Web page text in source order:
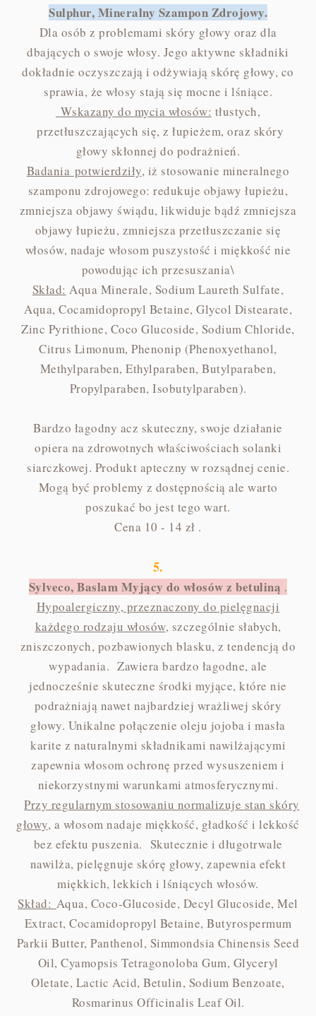
Sulphur, Mineralny Szampon Zdrojowy.
Dla osób z problemami skóry głowy oraz dla
dbających o swoje włosy. Jego aktywne składniki
dokładnie oczyszczają i odżywiają skórę głowy, co
sprawia, że włosy stają się mocne i lśniące.
Wskazany do mycia włosów: tłustych,
przetłuszczających się, z łupieżem, oraz skóry
głowy skłonnej do podrażnień.
Badania potwierdziły, iż stosowanie mineralnego
szamponu zdrojowego: redukuje objawy łupieżu,
zmniejsza objawy świądu, likwiduje bądź zmniejsza
objawy łupieżu, zmniejsza przetłuszczanie się
włosów, nadaje włosom puszystość i miękkość nie
powodując ich przesuszania\
Skład: Aqua Minerale, Sodium Laureth Sulfate,
Aqua, Cocamidopropyl Betaine, Glycol Distearate,
Zinc Pyrithione, Coco Glucoside, Sodium Chloride,
Citrus Limonum, Phenonip (Phenoxyethanol,
Methylparaben, Ethylparaben, Butylparaben,
Propylparaben, Isobutylparaben).
Bardzo łagodny acz skuteczny, swoje działanie
opiera na zdrowotnych właściwościach solanki
siarczkowej. Produkt apteczny w rozsądnej cenie.
Mogą być problemy z dostępnością ale warto
poszukać bo jest tego wart.
Cena 10 - 14 zł .
5.
Sylveco, Baslam Myjący do włosów z betuliną .
Hypoalergiczny, przeznaczony do pielęgnacji
każdego rodzaju włosów, szczególnie słabych,
zniszczonych, pozbawionych blasku, z tendencją do
wypadania. Zawiera bardzo łagodne, ale
jednocześnie skuteczne środki myjące, które nie
podrażniają nawet najbardziej wrażliwej skóry
głowy. Unikalne połączenie oleju jojoba i masła
karite z naturalnymi składnikami nawilżającymi
zapewnia włosom ochronę przed wysuszeniem i
niekorzystnymi warunkami atmosferycznymi.
Przy regularnym stosowaniu normalizuje stan skóry
głowy, a włosom nadaje miękkość, gładkość i lekkość
bez efektu puszenia. Skutecznie i długotrwale
nawilża, pielęgnuje skórę głowy, zapewnia efekt
miękkich, lekkich i lśniących włosów.
Skład: Aqua, Coco-Glucoside, Decyl Glucoside, Mel
Extract, Cocamidopropyl Betaine, Butyrospermum
Parkii Butter, Panthenol, Simmondsia Chinensis Seed
Oil, Cyamopsis Tetragonoloba Gum, Glyceryl
Oletate, Lactic Acid, Betulin, Sodium Benzoate,
Rosmarinus Officinalis Leaf Oil.